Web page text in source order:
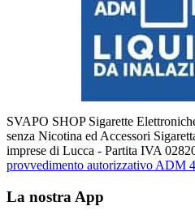
SVAPO SHOP Sigarette
senza Nicotina ed Accessori
imprese di Lucca - Partita IVA
provvedimento autorizzativo ADM
La nostra App